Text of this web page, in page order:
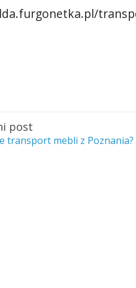
post
transport mebli z Poznania?